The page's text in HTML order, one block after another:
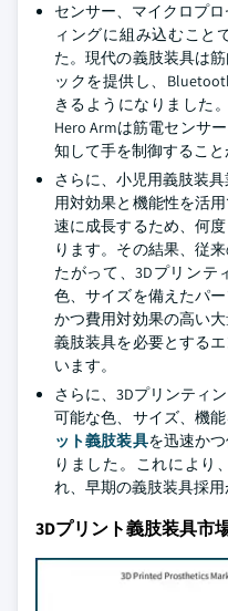
センサー、マイクロプ
ィングに組み込むこと
た。現代の義肢装具は
ックを提供し、
きるようになりました
Hero Armは筋電センサ
知して手を制御すること
さらに、小児用義肢装
用対効果と機能性を活
速に成長するため、何
ります。その結果、従
たがって、3Dプリンテ
色、サイズを備えたパ
かつ費用対効果の高い
義肢装具を必要とする
います。
さらに、3Dプリンティ
可能な色、サイズ、機
ット義肢装具を迅速か
りました。これにより
れ、早期の義肢装具採用
3Dプリント義肢装具市